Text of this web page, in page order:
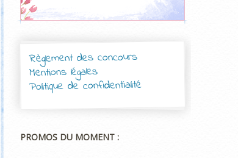
Règlement des concours
Mentions légales
Politique de confidentialité
PROMOS DU MOMENT :